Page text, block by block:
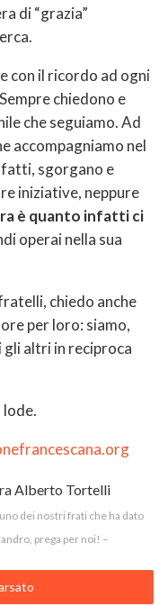
di “grazia”
con il ricordo ad ogni
chiedono e
che seguiamo. Ad
accompagniamo nel
sgorgano e
iniziative, neppure
è quanto infatti ci
operai nella sua
chiedo anche
per loro: siamo,
gli altri in reciproca
lode.
dei nostri frati che ha dato
prega per noi! –